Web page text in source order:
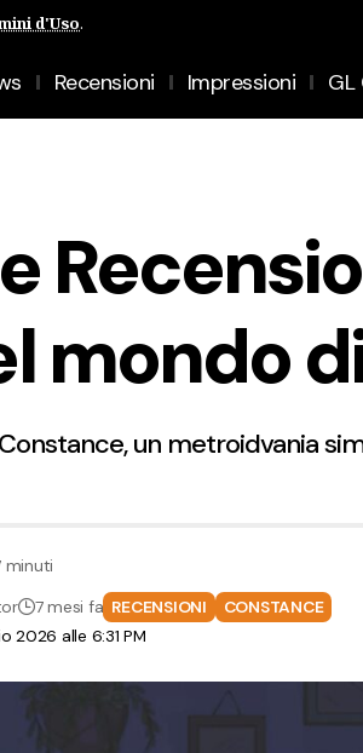
d'Uso.
Recensioni Impressioni GL
mondo
un metroidvania
2026 alle 6:31 PM
7 mesi fa RECENSIONI CONSTANCE
minuti